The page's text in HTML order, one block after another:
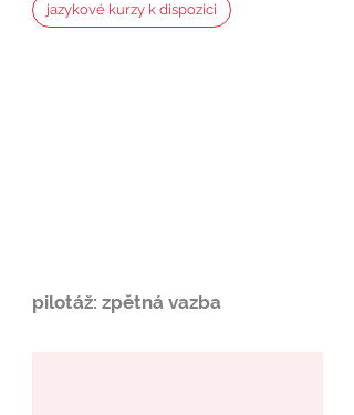
jazykové kurzy k dispozici
pilotáž: zpětná vazba